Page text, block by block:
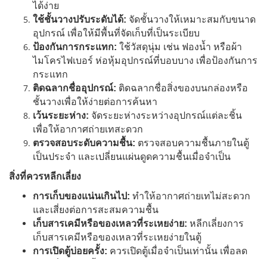
ได้ง่าย
ใช้ชั้นวางปรับระดับได้: จัดชั้นวางให้เหมาะสมกับขนาด
อุปกรณ์ เพื่อให้มีพื้นที่จัดเก็บที่เป็นระเบียบ
ป้องกันการกระแทก: ใช้วัสดุนุ่ม เช่น ฟองน้ำ หรือผ้า
ไมโครไฟเบอร์ ห่อหุ้มอุปกรณ์ที่บอบบาง เพื่อป้องกันการ
กระแทก
ติดฉลากชื่ออุปกรณ์: ติดฉลากชื่อสิ่งของบนกล่องหรือ
ชั้นวางเพื่อให้ง่ายต่อการค้นหา
เว้นระยะห่าง: จัดระยะห่างระหว่างอุปกรณ์แต่ละชิ้น
เพื่อให้อากาศถ่ายเทสะดวก
ตรวจสอบระดับความชื้น: ตรวจสอบความชื้นภายในตู้
เป็นประจำ และเปลี่ยนแผ่นดูดความชื้นเมื่อจำเป็น
สิ่งที่ควรหลีกเลี่ยง
การเก็บของแน่นเกินไป: ทำให้อากาศถ่ายเทไม่สะดวก
และเสี่ยงต่อการสะสมความชื้น
เก็บสารเคมีหรือของเหลวที่ระเหยง่าย: หลีกเลี่ยงการ
เก็บสารเคมีหรือของเหลวที่ระเหยง่ายในตู้
การเปิดตู้บ่อยครั้ง: ควรเปิดตู้เมื่อจำเป็นเท่านั้น เพื่อลด